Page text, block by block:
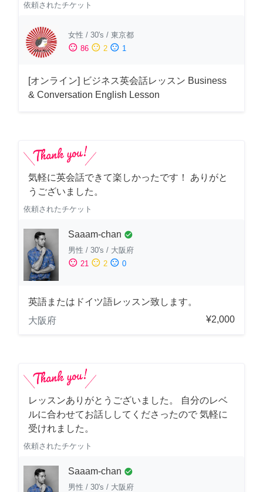
依頼されたチケット
女性 / 30's / 東京都
sentiment_satisfied 86 sentiment_neutral 2 sentiment_dissatisfied 1
[オンライン] ビジネス英会話レッスン Business
& Conversation English Lesson
気軽に英会話できて楽しかったです！ ありがと
うございました。
依頼されたチケット
Saaam-chan check_circle
男性 / 30's / 大阪府
sentiment_satisfied 21 sentiment_neutral 2 sentiment_dissatisfied 0
英語またはドイツ語レッスン致します。
大阪府
¥2,000
レッスンありがとうございました。 自分のレベ
ルに合わせてお話ししてくださったので 気軽に
受けれました。
依頼されたチケット
Saaam-chan check_circle
男性 / 30's / 大阪府